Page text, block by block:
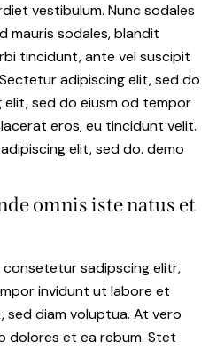
vestibulum. Nunc sodales
mauris sodales, blandit
tincidunt, ante vel suscipit
adipiscing elit, sed do
sed do eiusm od tempor
eros, eu tincidunt velit.
elit, sed do. demo
omnis iste natus et
sadipscing elitr,
invidunt ut labore et
sed diam voluptua. At vero
dolores et ea rebum. Stet